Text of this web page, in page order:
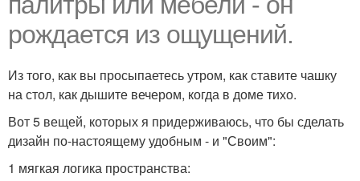
рождается из ощущений.
Из того, как вы просыпаетесь утром, как ставите чашку
на стол, как дышите вечером, когда в доме тихо.
Вот 5 вещей, которых я придерживаюсь, что бы сделать
дизайн по-настоящему удобным - и "Своим":
1 мягкая логика пространства: